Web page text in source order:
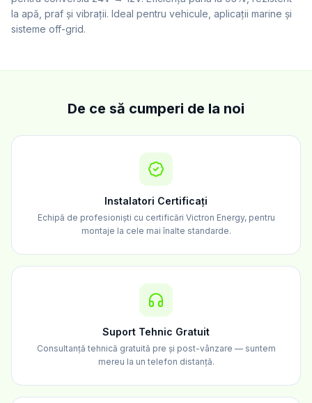
la apă, praf și vibrații. Ideal pentru vehicule, aplicații marine și
sisteme off-grid.
De ce să cumperi de la noi
Instalatori Certificați
Echipă de profesioniști cu certificări Victron Energy, pentru
montaje la cele mai înalte standarde.
Suport Tehnic Gratuit
Consultanță tehnică gratuită pre și post-vânzare — suntem
mereu la un telefon distanță.